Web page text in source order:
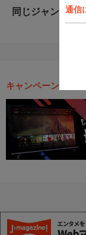
通信
同じジャンルの
キャンペーン・お得